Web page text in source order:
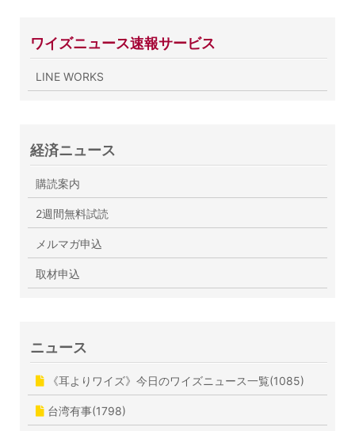
ワイズニュース速報サービス
LINE WORKS
経済ニュース
購読案内
2週間無料試読
メルマガ申込
取材申込
ニュース
《耳よりワイズ》今日のワイズニュース一覧(1085)
台湾有事(1798)